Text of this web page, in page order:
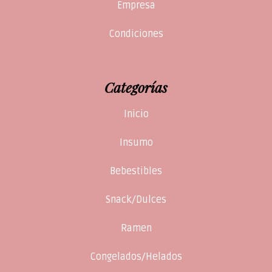
Empresa
Condiciones
Categorías
Inicio
Insumo
Bebestibles
Snack/Dulces
Ramen
Congelados/Helados